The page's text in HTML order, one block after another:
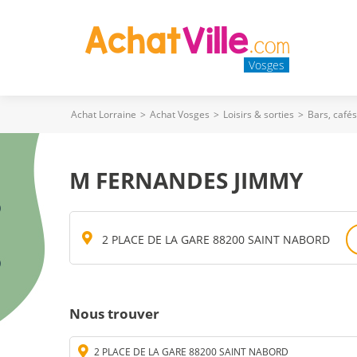
Vosges
Achat Lorraine > Achat Vosges > Loisirs & sorties > Bars,
M FERNANDES JIMMY
2 PLACE DE LA GARE 88200 SAINT NABORD
Nous trouver
2 PLACE DE LA GARE 88200 SAINT NABORD